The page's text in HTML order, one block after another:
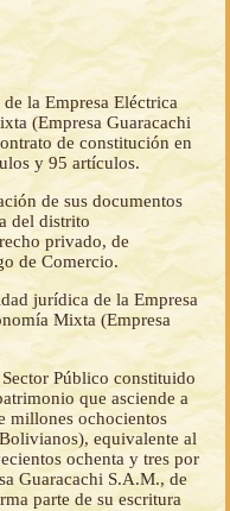
la Empresa Eléctrica
(Empresa Guaracachi
de constitución en
y 95 artículos.
de sus documentos
del distrito
privado, de
de Comercio.
jurídica de la Empresa
Mixta (Empresa
Público constituido
que asciende a
millones ochocientos
equivalente al
ochenta y tres por
Guaracachi S.A.M., de
parte de su escritura